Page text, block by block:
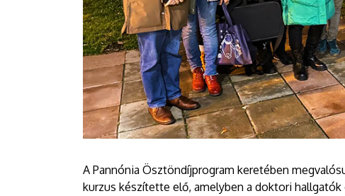
A Pannónia Ösztöndíjprogram keretében
kurzus készítette elő, amelyben a doktori